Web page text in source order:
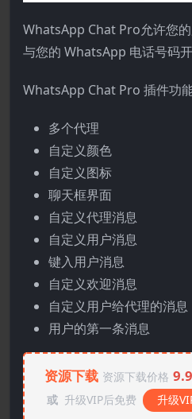
WhatsApp Chat Pro允许您
与您的 WhatsApp 电话号码开
WhatsApp Chat Pro 插件功
多个代理
自定义颜色
自定义图标
聊天框界面
自定义代理消息
自定义用户消息
键入用户消息
自定义欢迎消息
自定义用户给代理的消息
用户的第一条消息
资源下载 资源下载价格 9.9
或 升级VIP后免费 升级